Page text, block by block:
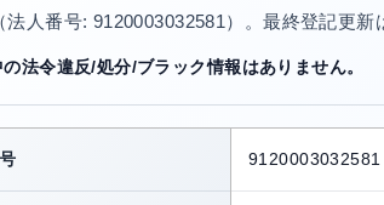
法人番号: 9120003032581）。最終登記更新
法令違反/処分/ブラック情報はありません。
9120003032581